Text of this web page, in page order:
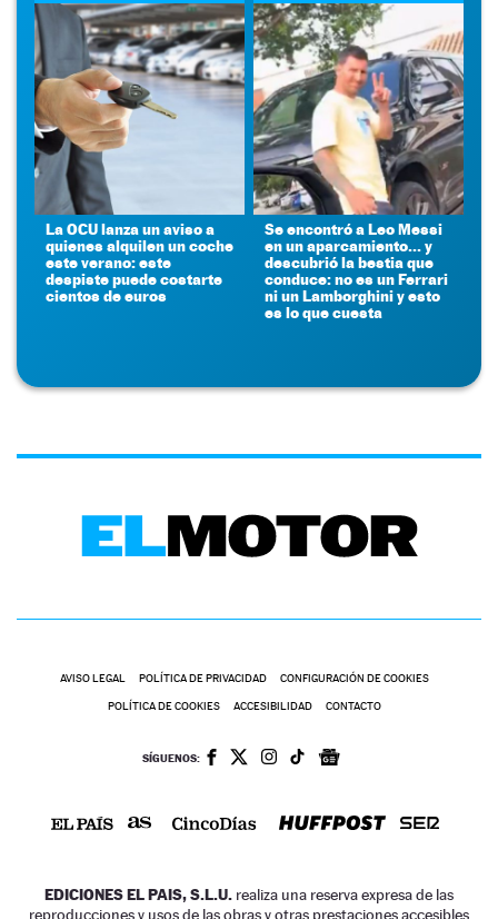
La OCU lanza un aviso a
quienes alquilen un coche
este verano: este
despiste puede costarte
cientos de euros
Se encontró a Leo Messi
en un aparcamiento... y
descubrió la bestia que
conduce: no es un Ferrari
ni un Lamborghini y esto
es lo que cuesta
AVISO LEGAL POLÍTICA DE PRIVACIDAD CONFIGURACIÓN DE COOKIES
POLÍTICA DE COOKIES ACCESIBILIDAD CONTACTO
SÍGUENOS:
EDICIONES EL PAIS, S.L.U. realiza una reserva expresa de las
reproducciones y usos de las obras y otras prestaciones accesibles